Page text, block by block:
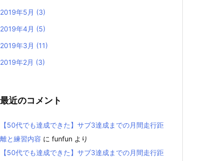
2019年5月 (3)
2019年4月 (5)
2019年3月 (11)
2019年2月 (3)
最近のコメント
【50代でも達成できた】サブ3達成までの月間走行距
離と練習内容 に funfun より
【50代でも達成できた】サブ3達成までの月間走行距